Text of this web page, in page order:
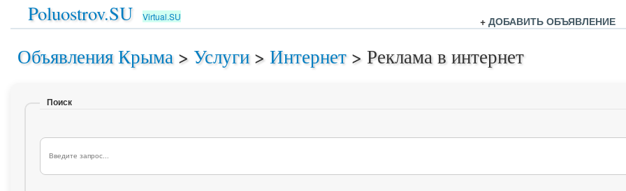
Poluostrov.SU Virtual.SU + ДОБАВИТЬ ОБЪЯВЛЕНИЕ
Объявления Крыма > Услуги > Интернет > Реклама в интернет
Поиск